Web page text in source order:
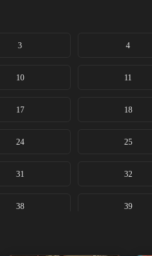
3 4
10 11
17 18
24 25
31 32
38 39